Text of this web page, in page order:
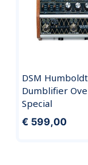
DSM Humboldt
Dumbliﬁer
Special
€ 599,00